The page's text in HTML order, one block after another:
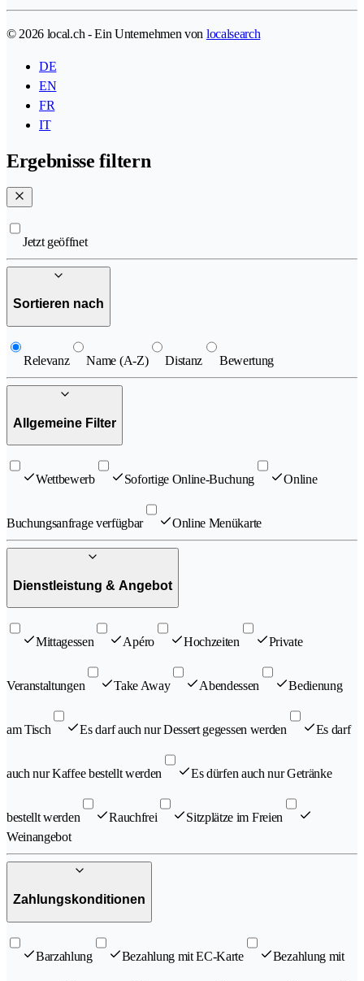
© 2026 local.ch - Ein Unternehmen von localsearch
DE
EN
FR
IT
Ergebnisse filtern
Jetzt geöffnet
Sortieren nach
Relevanz Name (A-Z) Distanz Bewertung
Allgemeine Filter
Wettbewerb Sofortige Online-Buchung Online
Buchungsanfrage verfügbar Online Menükarte
Dienstleistung & Angebot
Mittagessen Apéro Hochzeiten Private
Veranstaltungen Take Away Abendessen Bedienung
am Tisch Es darf auch nur Dessert gegessen werden Es darf
auch nur Kaffee bestellt werden Es dürfen auch nur Getränke
bestellt werden Rauchfrei
Sitzplätze im Freien
Weinangebot
Zahlungskonditionen
Barzahlung Bezahlung mit EC-Karte Bezahlung mit